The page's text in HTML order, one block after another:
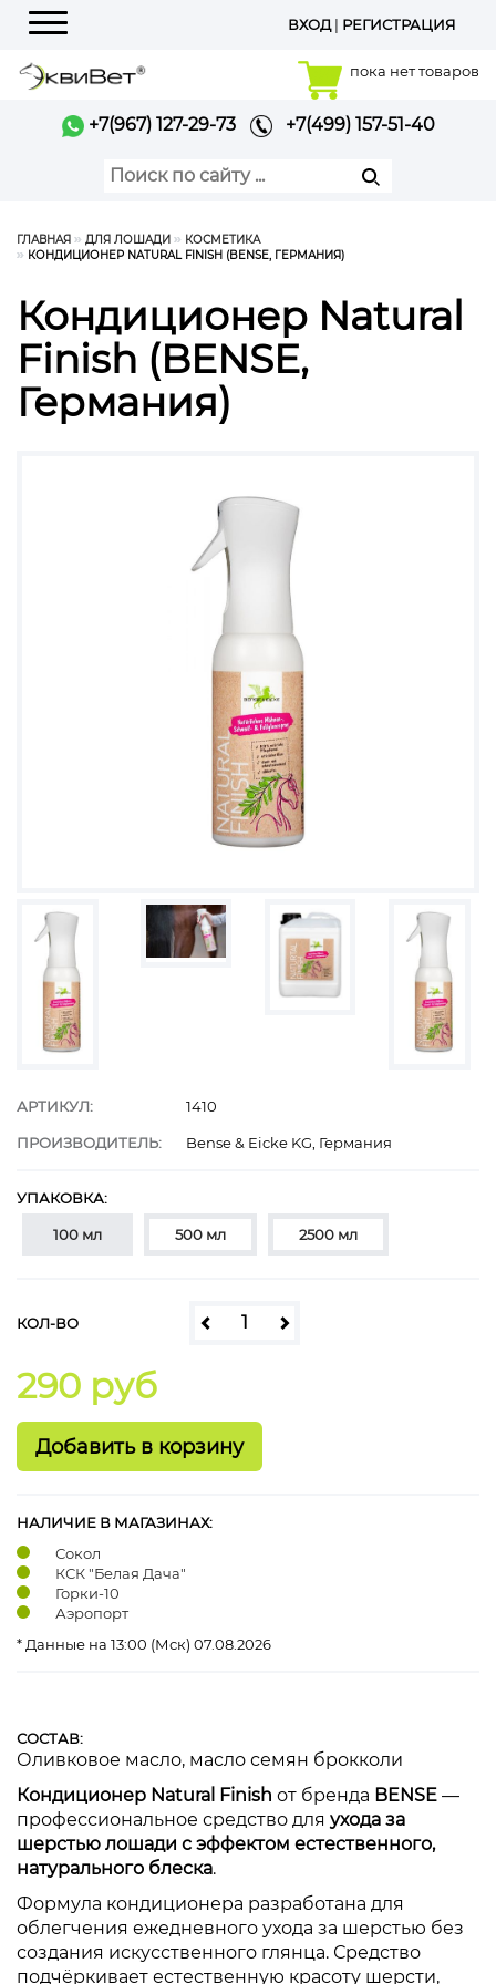
Меню
ВХОД| РЕГИСТРАЦИЯ
пока нет товаров
+7(967) 127-29-73 +7(499) 157-51-40
ГЛАВНАЯ ДЛЯ ЛОШАДИ
КОСМЕТИКА
КОНДИЦИОНЕР NATURAL FINISH (BENSE, ГЕРМАНИЯ)
Кондиционер Natural
Finish (BENSE,
Германия)
АРТИКУЛ: 1410
ПРОИЗВОДИТЕЛЬ: Bense & Eicke KG, Германия
УПАКОВКА:
100 мл 500 мл 2500 мл
КОЛ-ВО
290 руб
НАЛИЧИЕ В МАГАЗИНАХ:
Сокол
КСК "Белая Дача"
Горки-10
Аэропорт
* Данные на 13:00 (Мск) 07.08.2026
СОСТАВ:
Оливковое масло, масло семян брокколи
Кондиционер Natural Finish от бренда BENSE —
профессиональное средство для ухода за
шерстью лошади с эффектом естественного,
натурального блеска.
Формула кондиционера разработана для
облегчения ежедневного ухода за шерстью без
создания искусственного глянца. Средство
подчёркивает естественную красоту шерсти,